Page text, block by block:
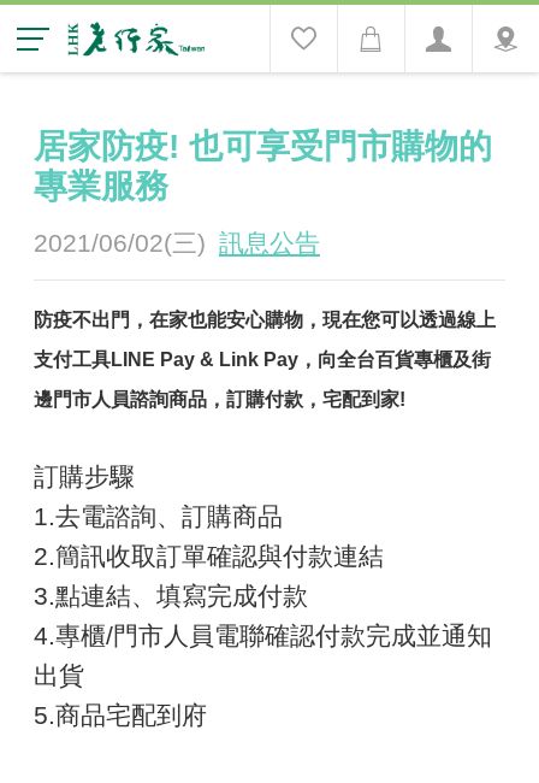
居家防疫! 也可享受門市購物的
專業服務
2021/06/02(三) 訊息公告
防疫不出門，在家也能安心購物，現在您可以透過線上
支付工具LINE Pay & Link Pay，向全台百貨專櫃及街
邊門市人員諮詢商品，訂購付款，宅配到家!
訂購步驟
1.去電諮詢、訂購商品
2.簡訊收取訂單確認與付款連結
3.點連結、填寫完成付款
4.專櫃/門市人員電聯確認付款完成並通知
出貨
5.商品宅配到府